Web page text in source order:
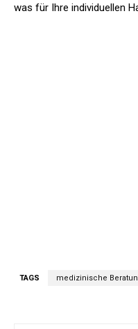
was für Ihre individuellen
TAGS medizinische